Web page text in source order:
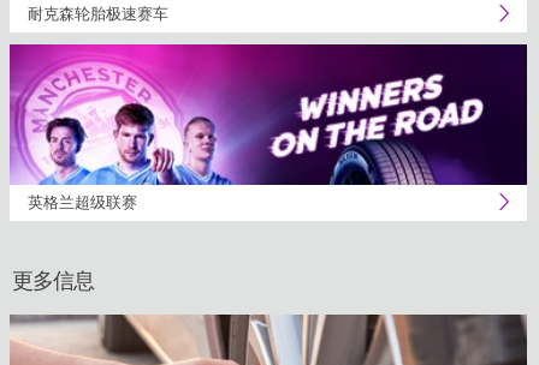
耐克森轮胎极速赛车
英格兰超级联赛
更多信息